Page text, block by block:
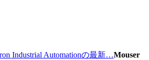
Industrial Automationの最新…Mouser